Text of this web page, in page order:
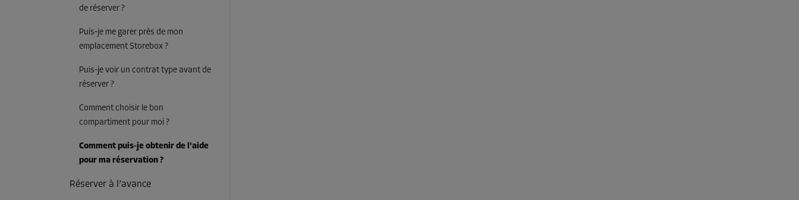
de réserver ?
Puis-je me garer près de mon
emplacement Storebox ?
Puis-je voir un contrat type avant de
réserver ?
Comment choisir le bon
compartiment pour moi ?
Comment puis-je obtenir de l'aide
pour ma réservation ?
Réserver à l’avance